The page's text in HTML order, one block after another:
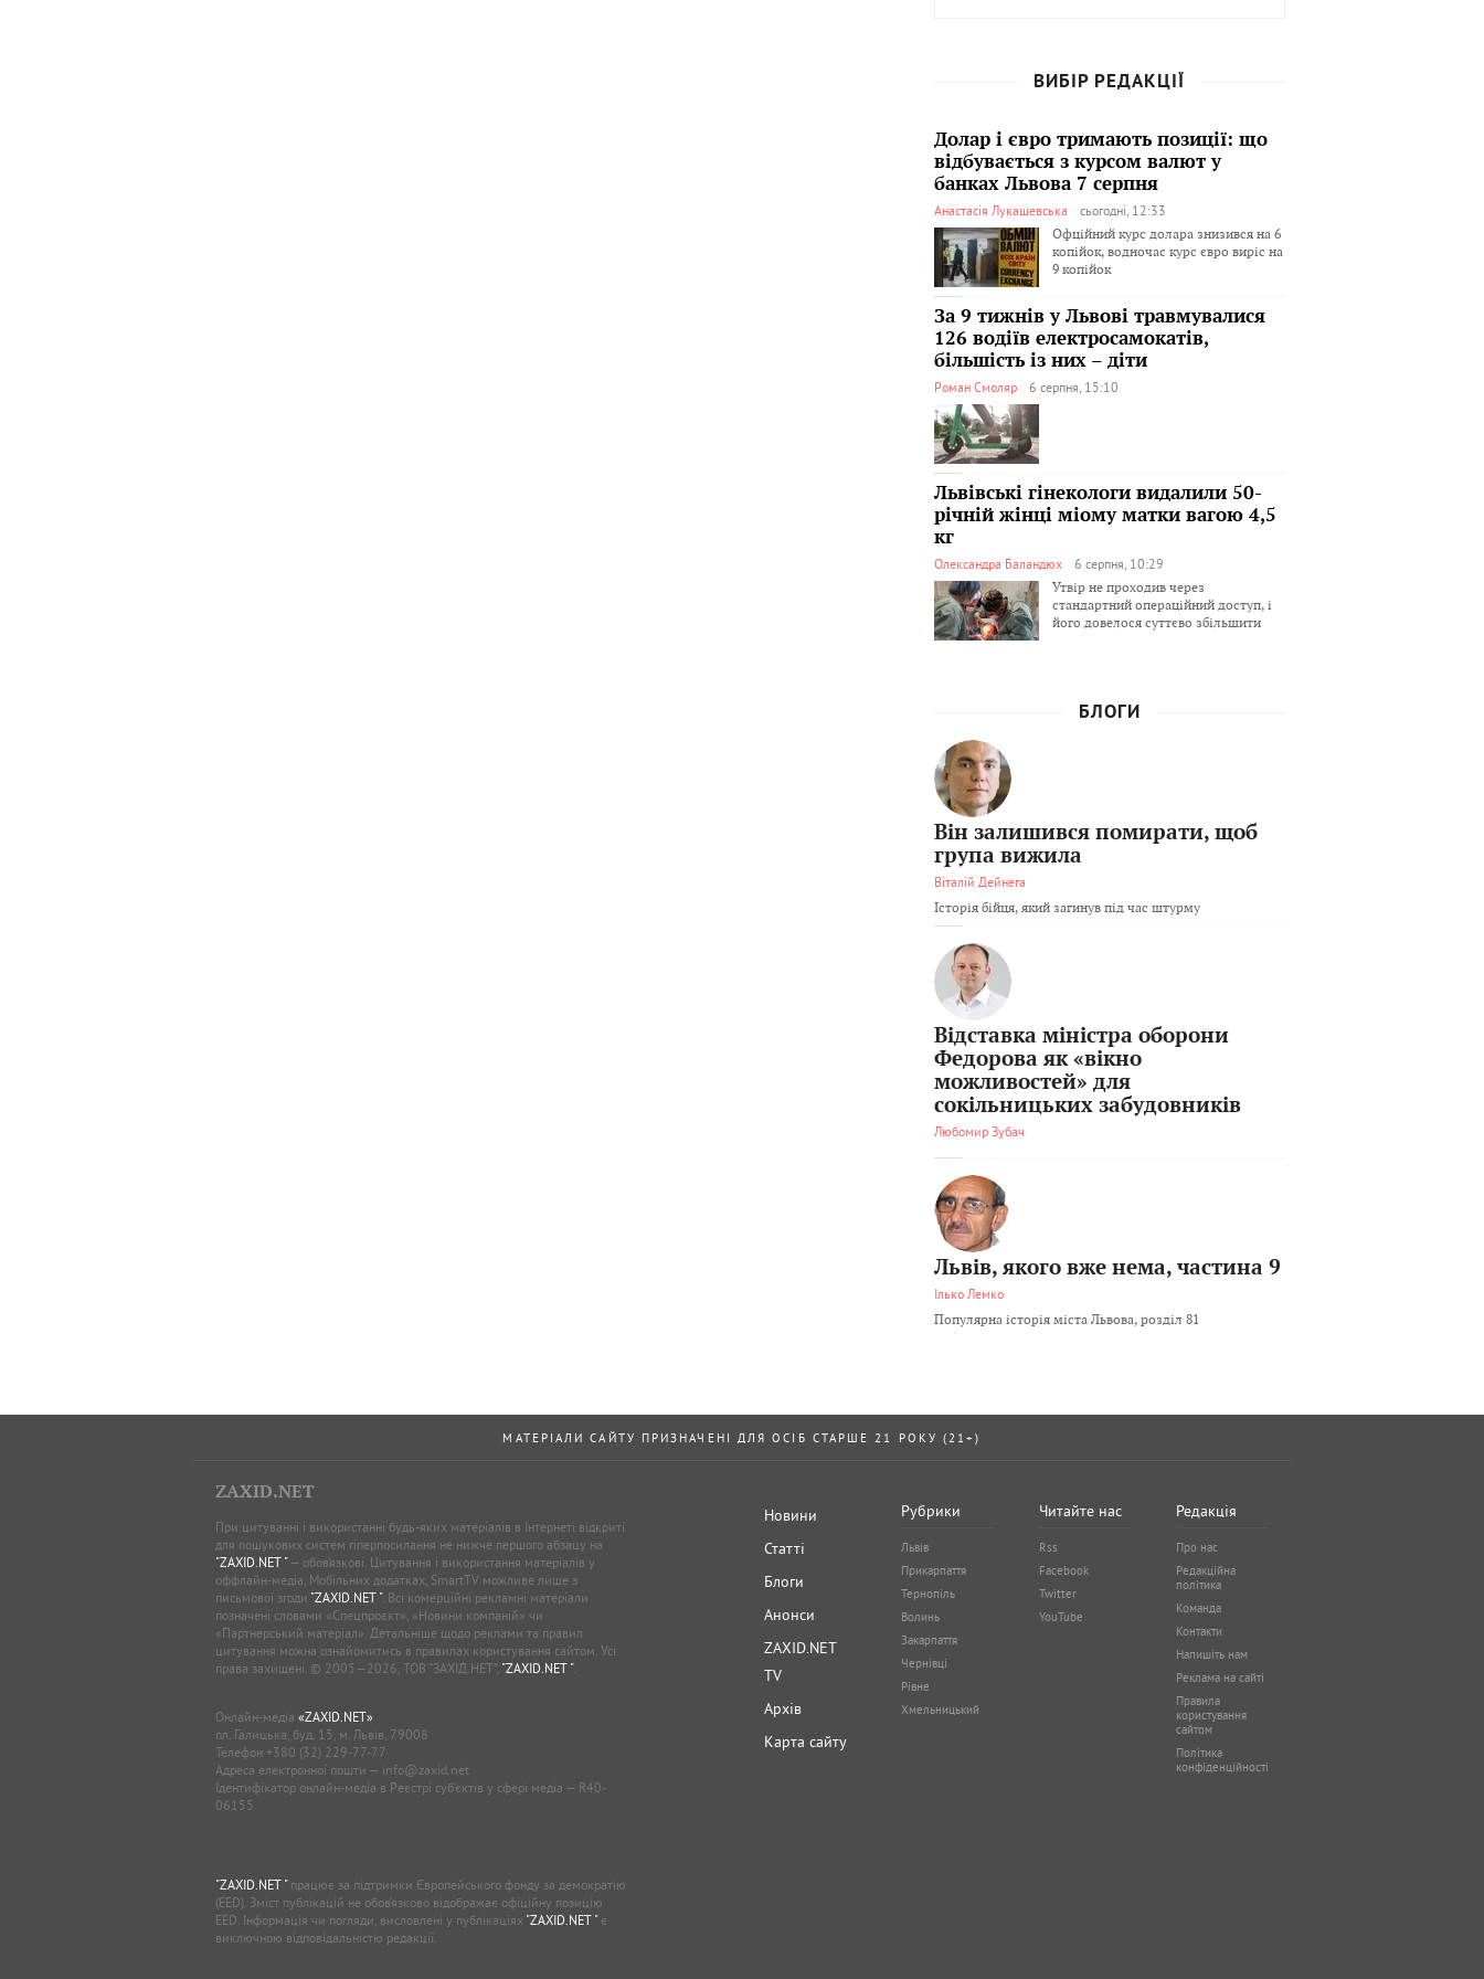
ВИБІР РЕДАКЦІЇ
Долар і євро тримають позиції: що
відбувається з курсом валют у
банках Львова 7 серпня
Анастасія Лукашевська
сьогодні, 12:33
Офційний курс долара знизився на 6
копійок, водночас курс євро виріс на
9 копійок
За 9 тижнів у Львові травмувалися
126 водіїв електросамокатів,
більшість із них – діти
Роман Смоляр 6 серпня, 15:10
Львівські гінекологи видалили 50-
річній жінці міому матки вагою 4,5
кг
Олександра Баландюх
6 серпня, 10:29
Утвір не проходив через
стандартний операційний доступ, і
його довелося суттєво збільшити
БЛОГИ
Він залишився помирати, щоб
група вижила
Віталій Дейнега
Історія бійця, який загинув під час штурму
Відставка міністра оборони
Федорова як «вікно
можливостей» для
сокільницьких забудовників
Любомир Зубач
Львів, якого вже нема, частина 9
Ілько Лемко
Популярна історія міста Львова, розділ 81
МАТЕРІАЛИ САЙТУ ПРИЗНАЧЕНІ ДЛЯ ОСІБ СТАРШЕ 21 РОКУ (21+)
ZAXID.NET
При цитуванні і використанні будь-яких матеріалів в Інтернеті відкриті
для пошукових систем гіперпосилання не нижче першого абзацу на
"ZAXID.NET "— обов’язкові. Цитування і використання матеріалів у
оффлайн-медіа, Мобільних додатках, SmartTV можливе лише з
письмової згоди "ZAXID.NET ". Всі комерційні рекламні матеріали
позначені словами «Спецпроєкт», «Новини компаній» чи
«Партнерський матеріал». Детальніше щодо реклами та правил
цитування можна ознайомитись в правилах користування сайтом. Усі
права захищені. © 2005—2026, ТОВ “ЗАХІД.НЕТ”, "ZAXID.NET ".
Онлайн-медіа «ZAXID.NET»
пл. Галицька, буд. 15, м. Львів, 79008
Телефон +380 (32) 229-77-77
Адреса електронної пошти — info@zaxid.net
Ідентифікатор онлайн-медіа в Реєстрі суб'єктів у сфері медіа — R40-
06155
"ZAXID.NET "працює за підтримки Європейського фонду за демократію
(EED). Зміст публікацій не обов’язково відображає офіційну позицію
EED. Інформація чи погляди, висловлені у публікаціях "ZAXID.NET "є
виключною відповідальністю редакції.
Новини
Статті
Блоги
Анонси
ZAXID.NET
TV
Архів
Карта сайту
Рубрики
Львів
Прикарпаття
Тернопіль
Волинь
Закарпаття
Чернівці
Рівне
Хмельницький
Читайте нас
Rss
Facebook
Twitter
YouTube
Редакція
Про нас
Редакційна
політика
Команда
Контакти
Напишіть нам
Реклама на сайті
Правила
користування
сайтом
Політика
конфіденційності